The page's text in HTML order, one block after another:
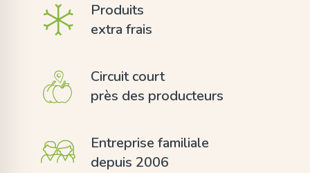
Produits
extra frais
Circuit court
près des producteurs
Entreprise familiale
depuis 2006